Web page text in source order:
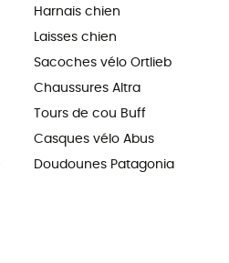
Harnais chien
Laisses chien
Sacoches vélo Ortlieb
Chaussures Altra
Tours de cou Buff
Casques vélo Abus
Doudounes Patagonia